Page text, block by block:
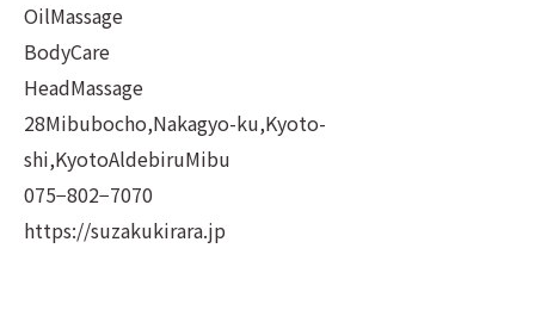
OilMassage
BodyCare
HeadMassage
28Mibubocho,Nakagyo-ku,Kyoto-
shi,KyotoAldebiruMibu
075−802−7070
https://suzakukirara.jp